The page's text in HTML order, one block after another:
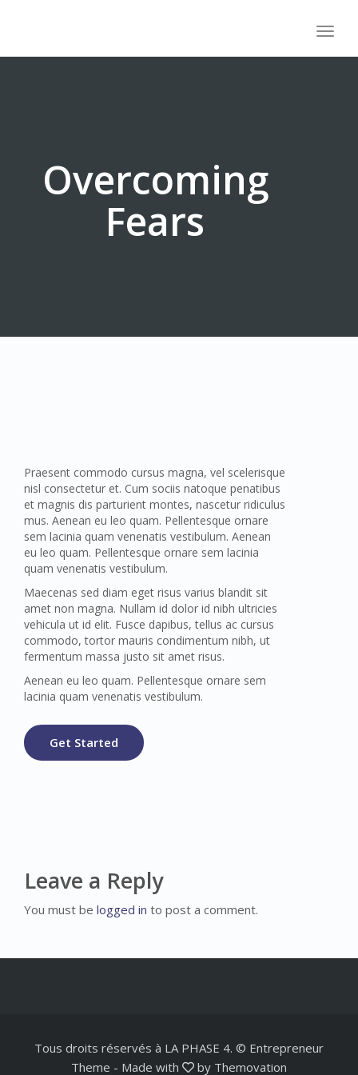
Overcoming
Fears
Praesent commodo cursus magna, vel scelerisque
nisl consectetur et. Cum sociis natoque penatibus
et magnis dis parturient montes, nascetur ridiculus
mus. Aenean eu leo quam. Pellentesque ornare
sem lacinia quam venenatis vestibulum. Aenean
eu leo quam. Pellentesque ornare sem lacinia
quam venenatis vestibulum.
Maecenas sed diam eget risus varius blandit sit
amet non magna. Nullam id dolor id nibh ultricies
vehicula ut id elit. Fusce dapibus, tellus ac cursus
commodo, tortor mauris condimentum nibh, ut
fermentum massa justo sit amet risus.
Aenean eu leo quam. Pellentesque ornare sem
lacinia quam venenatis vestibulum.
Get Started
Leave a Reply
You must be logged in to post a comment.
Tous droits réservés à LA PHASE 4. © Entrepreneur
Theme - Made with by Themovation